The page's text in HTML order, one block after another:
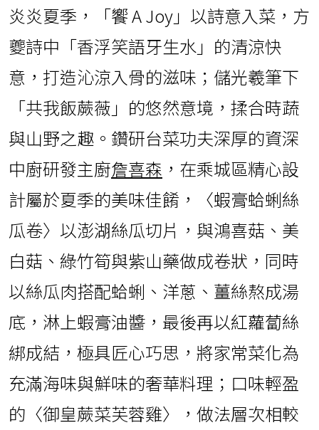
炎炎夏季，「饗 A Joy」以詩意入菜，方
夔詩中「香浮笑語牙生水」的清涼快
意，打造沁涼入骨的滋味；儲光羲筆下
「共我飯蕨薇」的悠然意境，揉合時蔬
與山野之趣。鑽研台菜功夫深厚的資深
中廚研發主廚詹喜森 ，在乘城區精心設
計屬於夏季的美味佳餚，〈蝦膏蛤蜊絲
瓜卷〉以澎湖絲瓜切片，與鴻喜菇、美
白菇、綠竹筍與紫山藥做成卷狀，同時
以絲瓜肉搭配蛤蜊、洋蔥、薑絲熬成湯
底，淋上蝦膏油醬，最後再以紅蘿蔔絲
綁成結，極具匠心巧思，將家常菜化為
充滿海味與鮮味的奢華料理；口味輕盈
的〈御皇蕨菜芙蓉雞〉，做法層次相較